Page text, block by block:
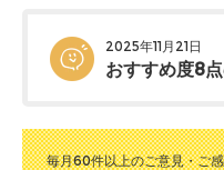
2025年11月21日
おすすめ度8
毎月60件以上のご意見・ご